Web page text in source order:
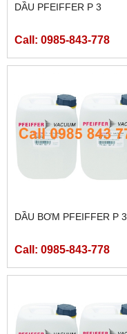
DẦU PFEIFFER P 3
Call: 0985-843-778
DẦU BƠM PFEIFFER P 3
Call: 0985-843-778